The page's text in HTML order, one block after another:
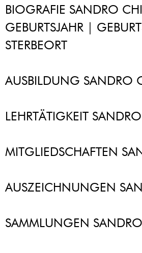
BIOGRAFIE SANDRO
GEBURTSJAHR |
STERBEORT
AUSBILDUNG SANDRO
LEHRTÄTIGKEIT
MITGLIEDSCHAFTEN
AUSZEICHNUNGEN
SAMMLUNGEN